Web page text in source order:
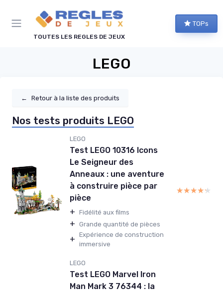
TOUTES LES REGLES DE JEUX
TOPs
LEGO
← Retour à la liste des produits
Nos tests produits LEGO
LEGO
Test LEGO 10316 Icons
Le Seigneur des
Anneaux : une aventure
à construire pièce par
pièce
+ Fidélité aux films
+ Grande quantité de pièces
+ Expérience de construction
immersive
★★★★★
★★★★★
LEGO
Test LEGO Marvel Iron
Man Mark 3 76344 : la